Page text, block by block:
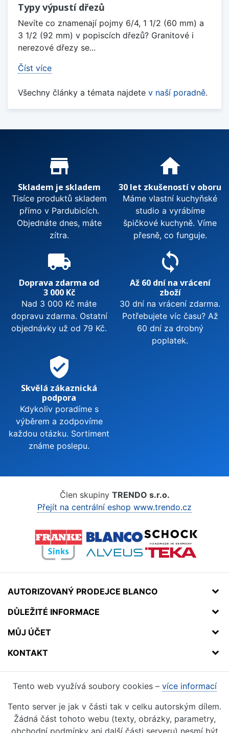
Typy výpustí dřezů
Nevíte co znamenají pojmy 6/4, 1 1/2 (60 mm) a
3 1/2 (92 mm) v popiscích dřezů? Granitové i
nerezové dřezy se...
Číst více
Všechny články a témata najdete v naší poradně.
Proč nakupovat u nás?
store_mall_directory
Skladem je skladem
Tisíce produktů skladem
přímo v Pardubicích.
Objednáte dnes, máte
zítra.
home
30 let zkušeností v oboru
Máme vlastní kuchyňské
studio a vyrábíme
špičkové kuchyně. Víme
přesně, co funguje.
local_shipping
Doprava zdarma od
3 000 Kč
Nad 3 000 Kč máte
dopravu zdarma. Ostatní
objednávky už od 79 Kč.
sync
Až 60 dní na vrácení
zboží
30 dní na vrácení zdarma.
Potřebujete víc času? Až
60 dní za drobný
poplatek.
verified_user
Skvělá zákaznická
podpora
Kdykoliv poradíme s
výběrem a zodpovíme
každou otázku. Sortiment
známe poslepu.
Člen skupiny TRENDO s.r.o.
Přejít na centrální eshop www.trendo.cz
AUTORIZOVANÝ PRODEJCE BLANCO
DŮLEŽITÉ INFORMACE
MŮJ ÚČET
KONTAKT
Tento web využívá soubory cookies – více informací
Tento server je jak v části tak v celku autorským dílem.
Žádná část tohoto webu (texty, obrázky, parametry,
obchodní podmínky ani další části serveru) nesmí být